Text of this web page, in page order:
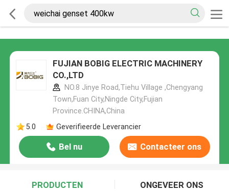
FUJIAN BOBIG ELECTRIC MACHINERY
CO.,LTD
NO.8 Jinye Road,Tiehu Village ,Chengyang
Town,Fuan City,Ningde City,Fujian
Province.CHINA,China
5.0
Geverifieerde Leverancier
Bel nu Contacteer ons
PRODUCTEN ONGEVEER ONS